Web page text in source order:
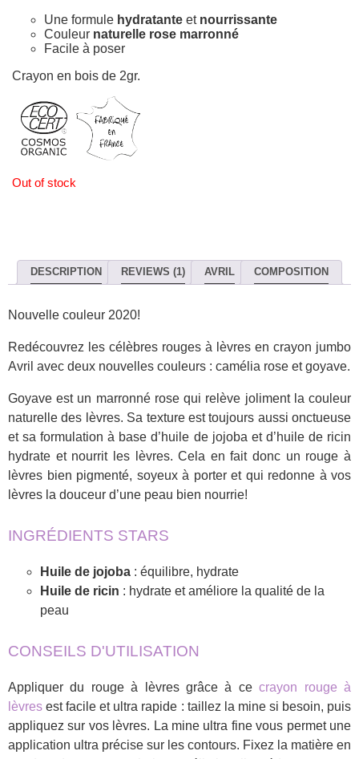
Une formule hydratante et nourrissante
Couleur naturelle rose marronné
Facile à poser
Crayon en bois de 2gr.
Out of stock
DESCRIPTION REVIEWS (1) AVRIL COMPOSITION
Nouvelle couleur 2020!
Redécouvrez les célèbres rouges à lèvres en crayon jumbo
Avril avec deux nouvelles couleurs : camélia rose et goyave.
Goyave est un marronné rose qui relève joliment la couleur
naturelle des lèvres. Sa texture est toujours aussi onctueuse
et sa formulation à base d’huile de jojoba et d’huile de ricin
hydrate et nourrit les lèvres. Cela en fait donc un rouge à
lèvres bien pigmenté, soyeux à porter et qui redonne à vos
lèvres la douceur d’une peau bien nourrie!
INGRÉDIENTS STARS
Huile de jojoba : équilibre, hydrate
Huile de ricin : hydrate et améliore la qualité de la
peau
CONSEILS D'UTILISATION
Appliquer du rouge à lèvres grâce à cecrayon rouge à
lèvres est facile et ultra rapide : taillez la mine si besoin, puis
appliquez sur vos lèvres. La mine ultra fine vous permet une
application ultra précise sur les contours. Fixez la matière en